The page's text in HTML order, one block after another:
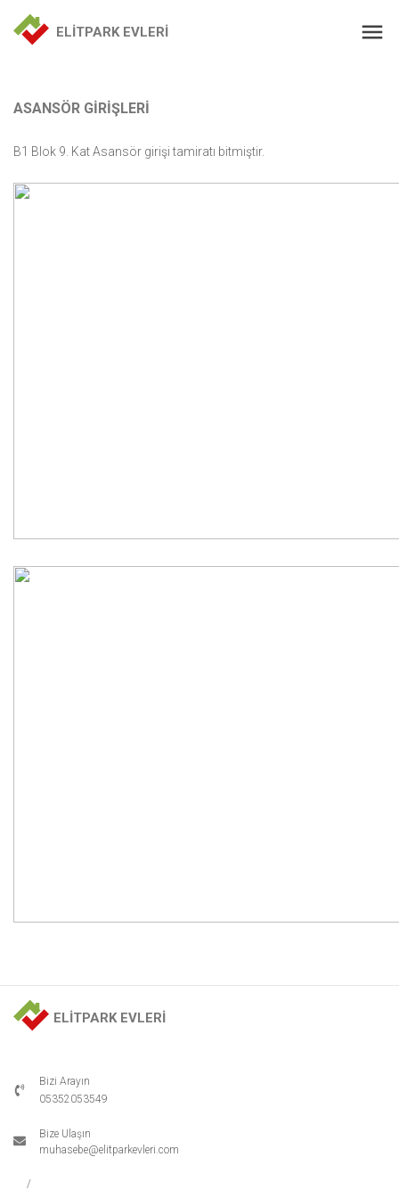
ELİTPARK EVLERİ
ASANSÖR GİRİŞLERİ
B1 Blok 9. Kat Asansör girişi tamiratı bitmiştir.
ELİTPARK EVLERİ
Bizi Arayın
05352053549
Bize Ulaşın
muhasebe@elitparkevleri.com
/